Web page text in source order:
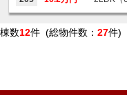
棟数12件 (総物件数： 27件)